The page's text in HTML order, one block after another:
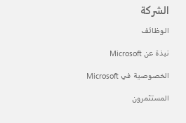
الشركة
الوظائف
نبذة عن Microsoft
الخصوصية في Microsoft
المستثمرون